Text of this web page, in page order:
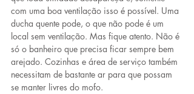
com uma boa ventilação isso é possível. Uma
ducha quente pode, o que não pode é um
local sem ventilação. Mas fique atento. Não é
só o banheiro que precisa ficar sempre bem
arejado. Cozinhas e área de serviço também
necessitam de bastante ar para que possam
se manter livres do mofo.